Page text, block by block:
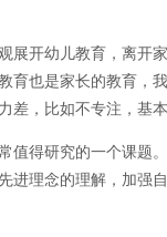
开幼儿教育，离开
育也是家长的教育，
差，比如不专注，基
得研究的一个课题
进理念的理解，加强